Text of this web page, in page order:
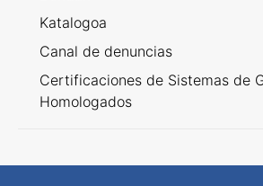
Katalogoa
Canal de denuncias
Certificaciones de Sistemas de
Homologados